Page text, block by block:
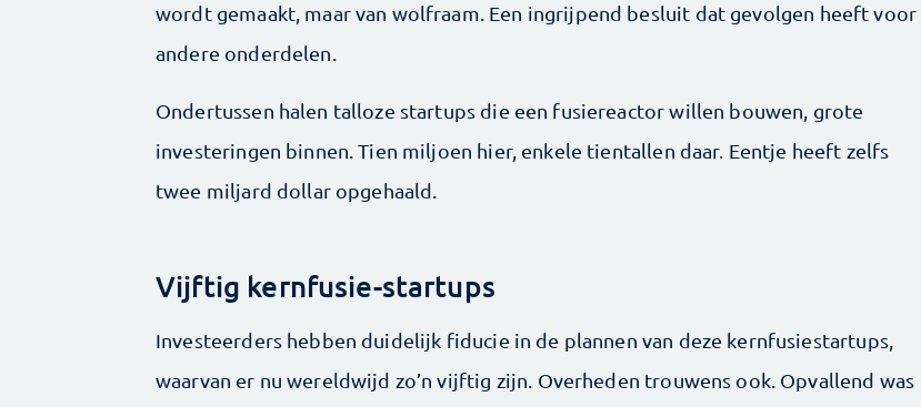
wordt gemaakt, maar van wolfraam. Een ingrijpend besluit dat gevolgen heeft voor
andere onderdelen.
Ondertussen halen talloze startups die een fusiereactor willen bouwen, grote
investeringen binnen. Tien miljoen hier, enkele tientallen daar. Eentje heeft zelfs
twee miljard dollar opgehaald.
Vijftig kernfusie-startups
Investeerders hebben duidelijk fiducie in de plannen van deze kernfusiestartups,
waarvan er nu wereldwijd zo’n vijftig zijn. Overheden trouwens ook. Opvallend was